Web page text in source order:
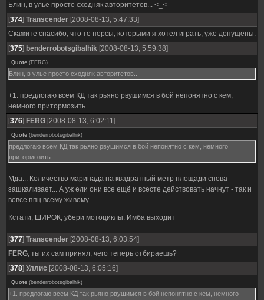
Блин, в улье просто сходняк авторитетов... <_<
[374] Transcender [2008-08-13, 5:47:33]
Скажите спасибо, что те персы, которыми я хотел играть, уже допущены.
[375] benderrobotsgibalhik [2008-08-13, 5:59:38]
Quote (FERG)
Блин, в улье просто сходняк авторитетов..
+1. предлогаю всем КД так рьяно рвушимся в бой непонятно с кем,
немного притормозить.
[376] FERG [2008-08-13, 6:02:11]
Quote (benderrobotsgibalhik)
предлогаю всем КД так рьяно рвушимся в бой непонятно с кем, немного
притормозить
Мда... Количество маринада на квадратный метр площади снова
зашкаливает... А уж ели они все ещё и всесте действовать начнут - так и
вовсе ппц всему живому...
Кстати, ШИРОК, убери мотоциклы. Имба выходит
[377] Transcender [2008-08-13, 6:03:54]
FERG, ты их сам принял, чего теперь отбираешь?
[378] Уллис [2008-08-13, 6:05:16]
Quote (benderrobotsgibalhik)
+1. предлогаю всем КД так рьяно рвушимся в бой непонятно с кем, немного